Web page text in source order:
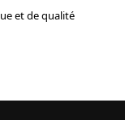
et de qualité